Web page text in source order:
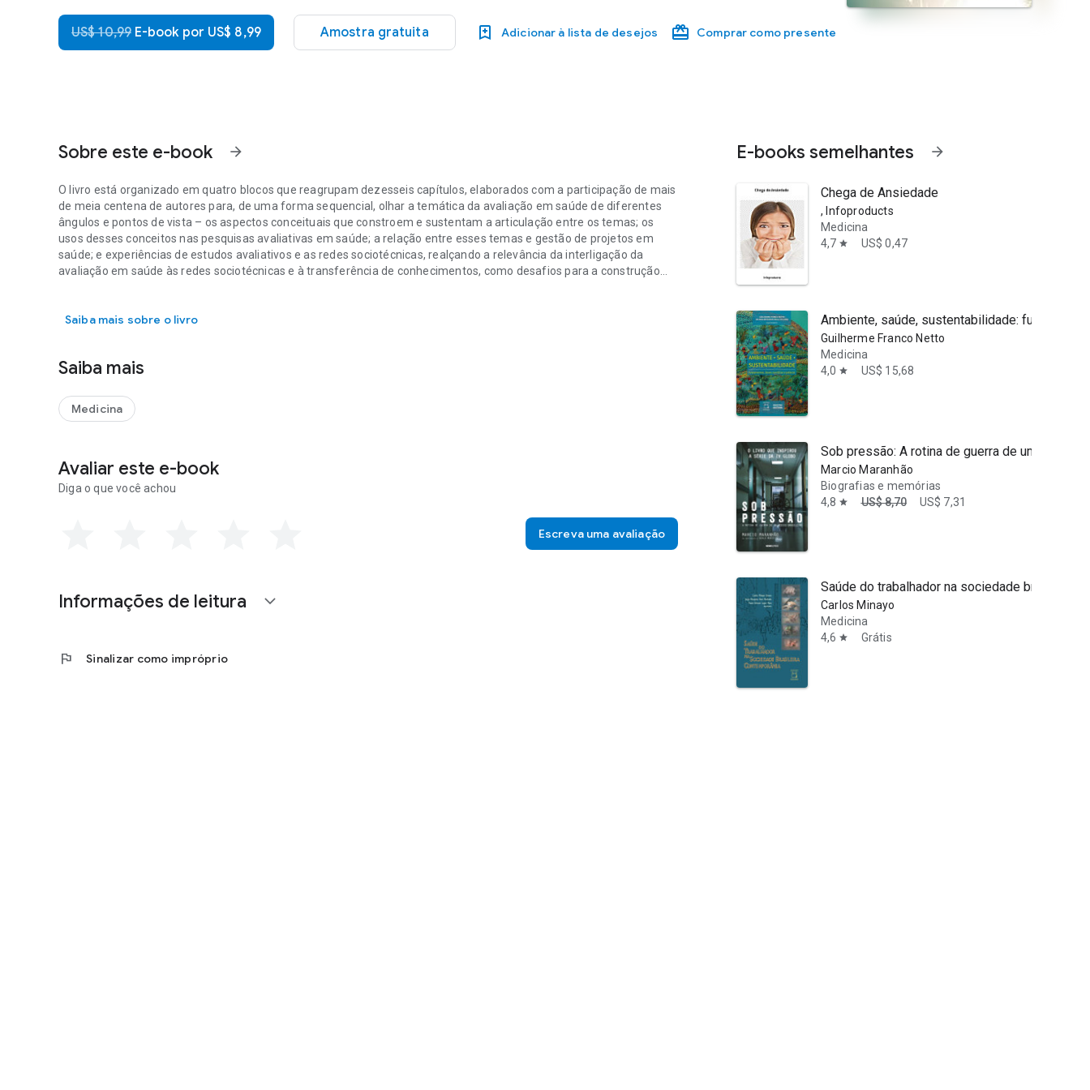
US$ 10,99E-book por US$ 8,99 Amostra gratuita Adicionar à lista de desejos Comprar como presente
Sobre este e-book arrow_forward
O livro está organizado em quatro blocos que reagrupam dezesseis capítulos, elaborados com a participação de mais
de meia centena de autores para, de uma forma sequencial, olhar a temática da avaliação em saúde de diferentes
ângulos e pontos de vista – os aspectos conceituais que constroem e sustentam a articulação entre os temas; os
usos desses conceitos nas pesquisas avaliativas em saúde; a relação entre esses temas e gestão de projetos em
saúde; e experiências de estudos avaliativos e as redes sociotécnicas, realçando a relevância da interligação da
avaliação em saúde às redes sociotécnicas e à transferência de conhecimentos, como desafios para a construção
compreensão dos processos e mecanismos de transferência de conhecimento que informam a tomada de decisão.
O livro está organizado em quatro blocos que reagrupam dezesseis capítulos, elaborados com a participação de mais de meia centena de autores para, de uma forma sequencial, olhar a
Saiba mais sobre o livro
Saiba mais
Medicina
Avaliar este e-book
Diga o que você achou
Escreva uma avaliação
Informações de leitura expand_more
flag Sinalizar como impróprio
E-books semelhantes arrow_forward
Chega de Ansiedade
, Infoproducts
Medicina
4,7 star US$ 0,47
Ambiente, saúde, sustentabilidade:
Guilherme Franco Netto
Medicina
4,0 star US$ 15,68
Sob pressão: A rotina de guerra de um médico
Marcio Maranhão
Biografias e memórias
4,8 star US$ 8,70 US$ 7,31
Saúde do trabalhador na sociedade brasileira
Carlos Minayo
Medicina
4,6 star Grátis